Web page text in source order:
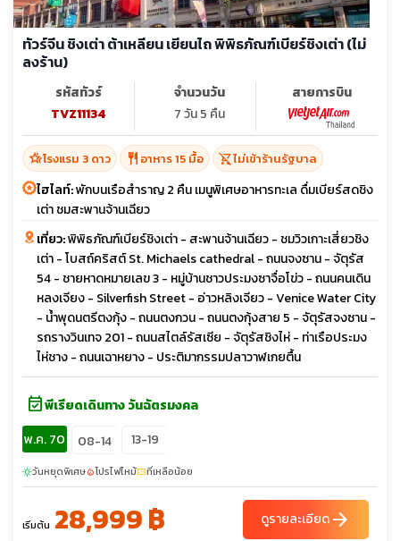
ทัวร์จีน ชิงเต่า ต้าเหลียน เยียนไถ พิพิธภัณฑ์เบียร์ชิงเต่า (ไม่
ลงร้าน)
รหัสทัวร์
TVZ11134
จำนวนวัน
7 วัน 5 คืน
สายการบิน
hotel_classโรงแรม 3 ดาว restaurant อาหาร 15 มื้อ shopping_cart_offไม่เข้าร้านรัฐบาล
ไฮไลท์:พักบนเรือสำราญ 2 คืน เมนูพิเศษอาหารทะเล ดื่มเบียร์สดชิง
เต่า ชมสะพานจ้านเฉียว
เที่ยว:พิพิธภัณฑ์เบียร์ชิงเต่า - สะพานจ้านเฉียว - ชมวิวเกาะเสี่ยวชิง
เต่า - โบสถ์คริสต์ St. Michaels cathedral - ถนนจงซาน - จัตุรัส
54 - ชายหาดหมายเลข 3 - หมู่บ้านชาวประมงซาจื่อโข่ว - ถนนคนเดิน
หลงเจียง - Silverfish Street - อ่าวหลิงเจียว - Venice Water City
- น้ำพุดนตรีตงกุ้ง - ถนนตงกวน - ถนนตงกุ้งสาย 5 - จัตุรัสจงซาน -
รถรางวินเทจ 201 - ถนนสไตล์รัสเซีย - จัตุรัสชิงไห่ - ท่าเรือประมง
ไห่ชาง - ถนนเฉาหยาง - ประติมากรรมปลาวาฬเกยตื้น
event_availableพีเรียดเดินทาง วันฉัตรมงคล
พ.ค. 70
08-14 13-19
sunnyวันหยุดพิเศษlocal_fire_departmentโปรไฟไหม้confirmation_numberที่เหลือน้อย
เริ่มต้น 28,999 ฿ ดูรายละเอียดarrow_forward